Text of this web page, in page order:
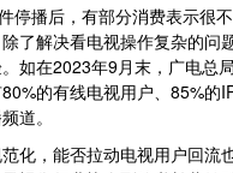
播后，有部分消费表示很不
了解决看电视操作复杂的问
如在2023年9月末，广电总
的有线电视用户、85%的
道。
，能否拉动电视用户回流